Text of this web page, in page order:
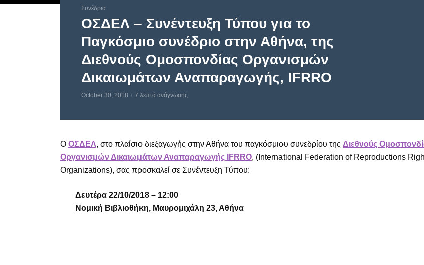
Συνέδρια
ΟΣΔΕΛ – Συνέντευξη Τύπου για το
Παγκόσμιο συνέδριο στην Αθήνα, της
Διεθνούς Ομοσπονδίας Οργανισμών
Δικαιωμάτων Αναπαραγωγής, IFRRO
October 30, 2018 7 λεπτά ανάγνωσης
Ο ΟΣΔΕΛ, στo πλαίσιο διεξαγωγής στην Αθήνα του παγκόσμιου συνεδρίου της Διεθνούς
Οργανισμών Δικαιωμάτων Αναπαραγωγής IFRRO, (International Federation of Reproductions
Organizations), σας προσκαλεί σε Συνέντευξη Τύπου:
Δευτέρα 22/10/2018 – 12:00
Νομική Βιβλιοθήκη, Μαυρομιχάλη 23, Αθήνα